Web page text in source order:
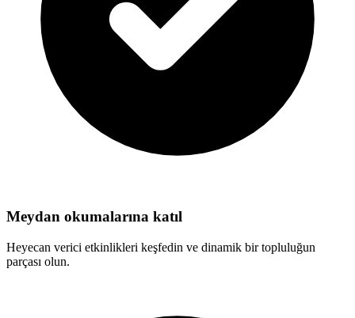
Meydan okumalarına katıl
Heyecan verici etkinlikleri keşfedin ve dinamik bir topluluğun
parçası olun.